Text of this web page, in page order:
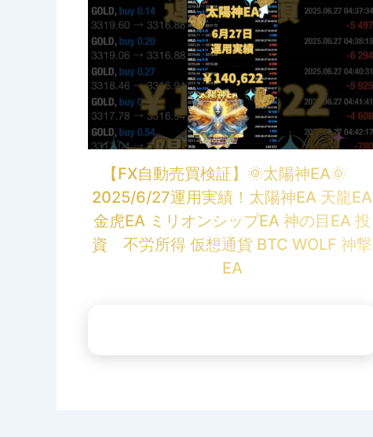
【FX自動売買検証】🌞太陽神EA🌞
2025/6/27運用実績！太陽神EA 天龍EA
金虎EA ミリオンシップEA 神の目EA 投
資 不労所得 仮想通貨 BTC WOLF 神撃
EA